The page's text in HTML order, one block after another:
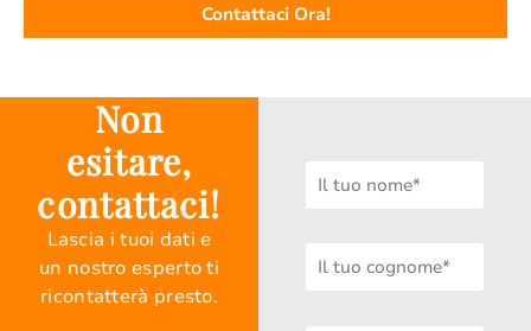
Contattaci Ora!
Non
esitare,
contattaci!
Lascia i tuoi dati e
un nostro esperto ti
ricontatterà presto.